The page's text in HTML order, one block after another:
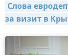
Слова
за визит в